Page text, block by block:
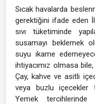
Sıcak havalarda
gerektiğini ifade eden
sıvı tüketiminde
susamayı beklemek
suyu ikame
ihtiyacımız olmasa
Çay, kahve ve asitli
veya buzlu içecekler
Yemek